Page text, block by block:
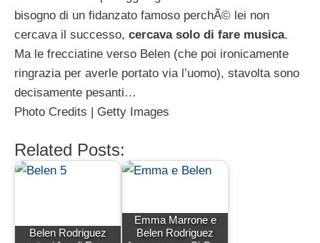
bisogno di un fidanzato famoso perchÃ© lei non
cercava il successo, cercava solo di fare musica.
Ma le frecciatine verso Belen (che poi ironicamente
ringrazia per averle portato via l’uomo), stavolta sono
decisamente pesanti…
Photo Credits | Getty Images
Related Posts:
Belen Rodriguez
Emma Marrone e
Belen Rodriguez